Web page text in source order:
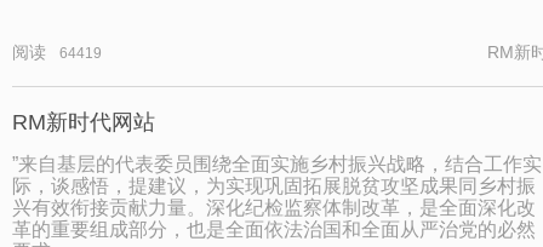
阅读 64419 RM新
RM新时代网站
”来自基层的代表委员围绕全面实施乡村振兴战略，结合工作实
际，谈感悟，提建议，为实现巩固拓展脱贫攻坚成果同乡村振
兴有效衔接贡献力量。深化纪检监察体制改革，是全面深化改
革的重要组成部分，也是全面依法治国和全面从严治党的必然